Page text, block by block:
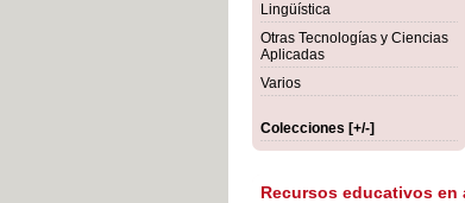
Lingüística
Otras Tecnologías y Ciencias
Aplicadas
Varios
Colecciones [+/-]
Recursos educativos en